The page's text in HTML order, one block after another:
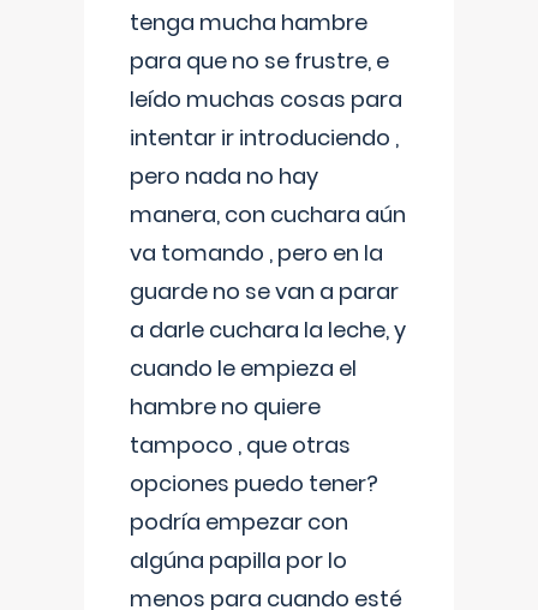
tenga mucha hambre
para que no se frustre, e
leído muchas cosas para
intentar ir introduciendo ,
pero nada no hay
manera, con cuchara aún
va tomando , pero en la
guarde no se van a parar
a darle cuchara la leche, y
cuando le empieza el
hambre no quiere
tampoco , que otras
opciones puedo tener?
podría empezar con
algúna papilla por lo
menos para cuando esté